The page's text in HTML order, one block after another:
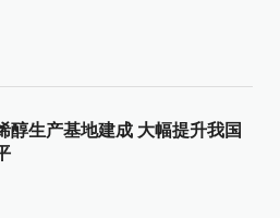
醇生产基地建成 大幅提升我国